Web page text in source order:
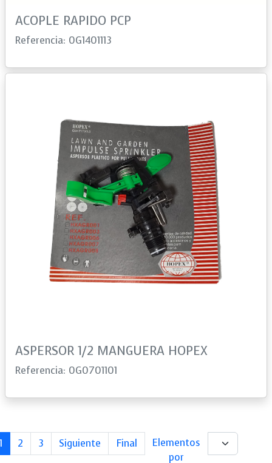
ACOPLE RAPIDO PCP
Referencia: 0G1401113
ASPERSOR 1/2 MANGUERA HOPEX
Referencia: 0G0701101
1 2 3 Siguiente NextFinal LastElementos
por